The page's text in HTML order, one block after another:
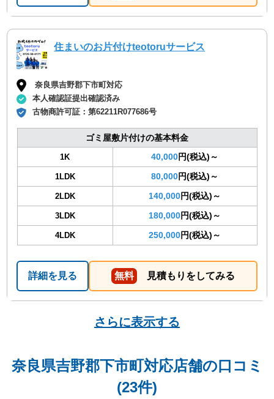
住まいのお片付けteotoruサービス
奈良県吉野郡下市町対応
本人確認証提出確認済み
古物商許可証：第62211R077686号
ゴミ屋敷片付けの基本料金
1K 40,000円(税込)～
1LDK 80,000円(税込)～
2LDK 140,000円(税込)～
3LDK 180,000円(税込)～
4LDK 250,000円(税込)～
詳細を見る 無料 見積もりをしてみる
さらに表示する
奈良県吉野郡下市町対応店舗の口コミ
(23件)